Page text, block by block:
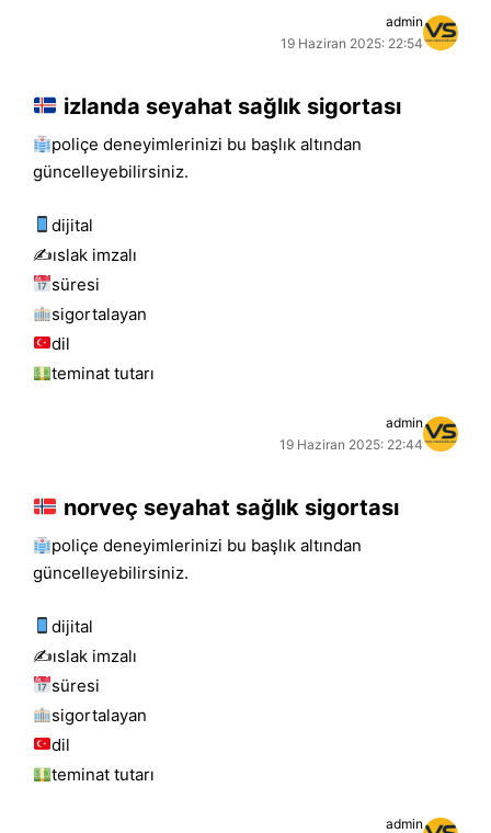
admin
19 Haziran 2025: 22:54
izlanda seyahat sağlık sigortası
poliçe deneyimlerinizi bu başlık altından
güncelleyebilirsiniz.
dijital
✍️islak i̇mzalı
süresi
sigortalayan
dil
teminat tutarı
admin
19 Haziran 2025: 22:44
norveç seyahat sağlık sigortası
poliçe deneyimlerinizi bu başlık altından
güncelleyebilirsiniz.
dijital
✍️islak i̇mzalı
süresi
sigortalayan
dil
teminat tutarı
admin